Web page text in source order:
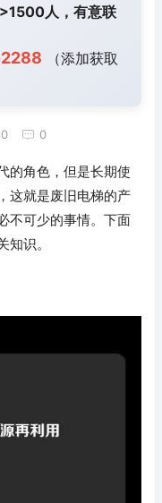
人，有意联
（添加获取
0
的角色，但是长期使
这就是废旧电梯的产
不可少的事情。下面
识。